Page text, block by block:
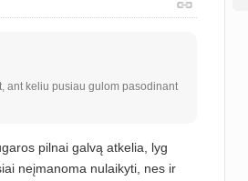
ant keliu pusiau gulom pasodinant
pilnai galvą atkelia, lyg
neįmanoma nulaikyti, nes ir